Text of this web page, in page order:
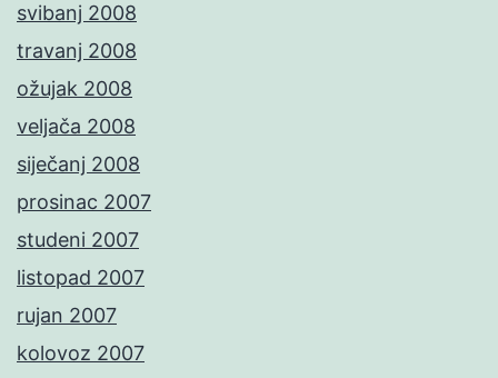
svibanj 2008
travanj 2008
ožujak 2008
veljača 2008
siječanj 2008
prosinac 2007
studeni 2007
listopad 2007
rujan 2007
kolovoz 2007